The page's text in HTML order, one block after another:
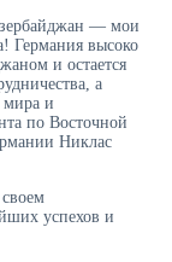
— мои
Германия высоко
и остается
а
мира и
по Восточной
Никлас
успехов и